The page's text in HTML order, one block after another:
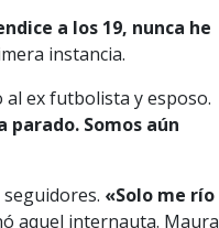
a los 19, nunca he
instancia.
ex futbolista y esposo.
Somos aún
«Solo me río
aquel internauta. Maura